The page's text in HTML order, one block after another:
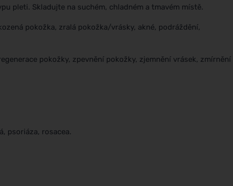
pleti. Skladujte na suchém, chladném a tmavém místě.
pokožka, zralá pokožka/vrásky, akné, podráždění,
pokožky, zpevnění pokožky, zjemnění vrásek, zmírnění
psoriáza, rosacea.